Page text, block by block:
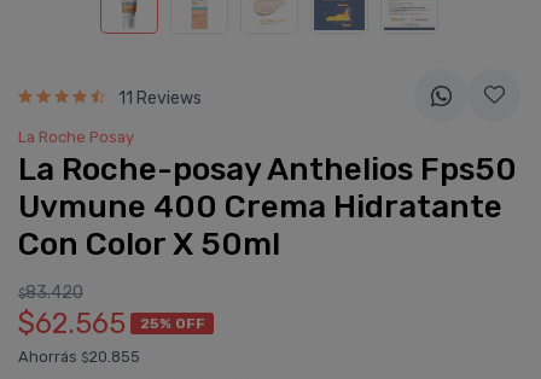
11 Reviews
La Roche Posay
La Roche-posay Anthelios Fps50
Uvmune 400 Crema Hidratante
Con Color X 50ml
$83.420
$62.565 25% OFF
Ahorrás $20.855